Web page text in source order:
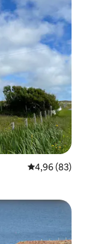
Gemiddelde
4,96 (83)